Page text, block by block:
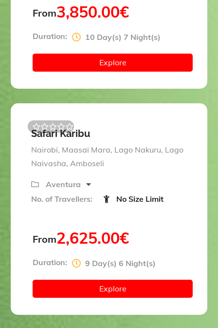
From3,850.00€
Duration: 10 Day(s) 7 Night(s)
Explore
0
u
t
o
5
Safari Karibu
Nairobi, Maasai Mara, Lago Nakuru, Lago
Naivasha, Amboseli
Aventura
No. of Travellers:
No Size Limit
From2,625.00€
Duration: 9 Day(s) 6 Night(s)
Explore